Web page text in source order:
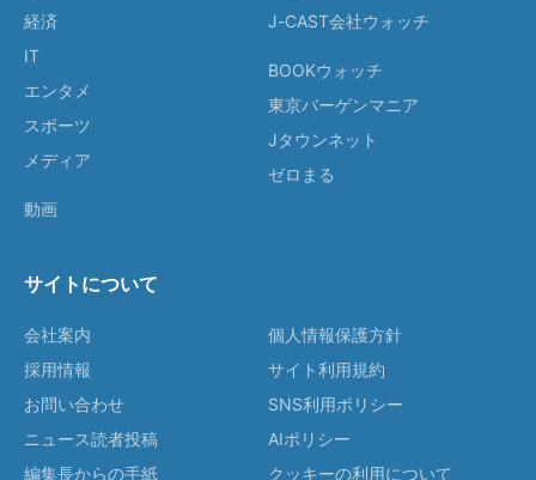
経済
IT
エンタメ
スポーツ
メディア
動画
J-CAST会社ウォッチ
BOOKウォッチ
東京バーゲンマニア
Jタウンネット
ゼロまる
サイトについて
会社案内
採用情報
お問い合わせ
ニュース読者投稿
編集長からの手紙
個人情報保護方針
サイト利用規約
SNS利用ポリシー
AIポリシー
クッキーの利用について